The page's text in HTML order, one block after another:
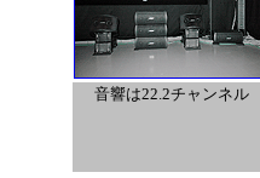
音響は22.2チャンネル